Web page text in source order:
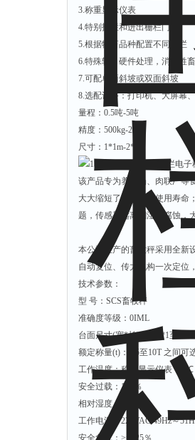
3.称重显示仪表
4.特别护栏和进出栅栏门；
5.根据牲畜品种配置不同围栏
6.特殊软、硬件处理，消除牲
7.可配单面斜坡或双面斜坡
8.选配设备：打印机、大屏幕
量程： 0.5吨-5吨
精度： 500kg-2kg
尺寸： 1*1m-2*3m
该产品专为养猪场、肉联厂等
大大缩短了传感器的使用寿命
题，传感器远离潮湿和腐蚀，
本公司生产的畜牧秤采用全新
自动复位、传力机构一次定位
技术参数：
型 号： SCS畜牧秤
准确度等级： 0IML
台面尺寸(宽*长)m 1*1至
额定称量(t) ： 0.5至10T 之间可
工作温度：称重显示仪表：
℃
安全过载： 150
％
相对湿度：
工作电源：220VAC 49Hz～
安全负载： >=125％